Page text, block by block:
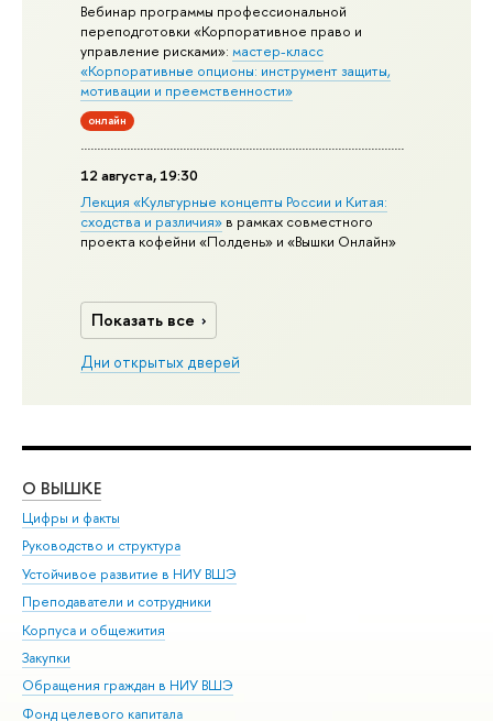
Вебинар программы профессиональной
переподготовки «Корпоративное право и
управление рисками»:мастер-класс
«Корпоративные опционы: инструмент защиты,
мотивации и преемственности»
онлайн
12 августа, 19:30
Лекция «Культурные концепты России и Китая:
сходства и различия» в рамках совместного
проекта кофейни «Полдень» и «Вышки Онлайн»
Показать все
Дни открытых дверей
О ВЫШКЕ
Цифры и факты
Руководство и структура
Устойчивое развитие в НИУ ВШЭ
Преподаватели и сотрудники
Корпуса и общежития
Закупки
Обращения граждан в НИУ ВШЭ
Фонд целевого капитала